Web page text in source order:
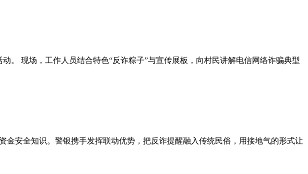
。 现场，工作人员结合特色“反诈粽子”与宣传展板，向村民讲解电信网络诈骗典型
安全知识。警银携手发挥联动优势，把反诈提醒融入传统民俗，用接地气的形式让